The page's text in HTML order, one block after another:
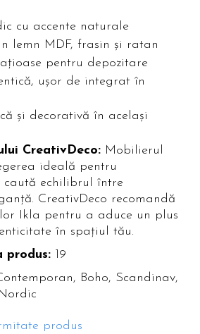
cu accente naturale
lemn MDF, frasin și ratan
pentru depozitare
ușor de integrat în
și decorativă în același
CreativDeco: Mobilierul
ideală pentru
caută echilibrul între
CreativDeco recomandă
Ikla pentru a aduce un plus
în spațiul tău.
produs: 19
Boho, Scandinav,
produs